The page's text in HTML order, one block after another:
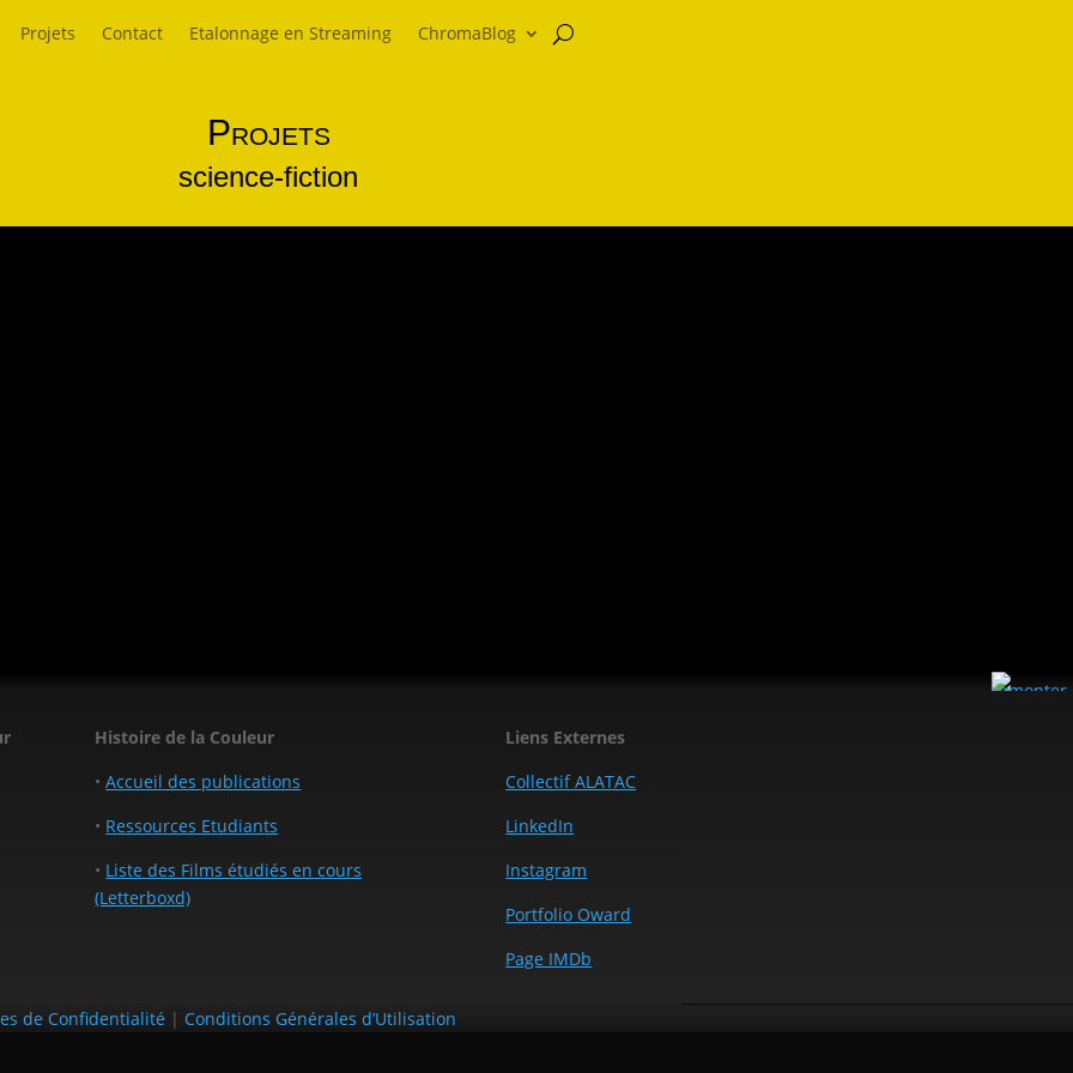
Projets Contact Etalonnage en Streaming ChromaBlog
Projets
science-fiction
Histoire de la Couleur
•Accueil des publications
• Ressources Etudiants
• Liste des Films étudiés en cours
(Letterboxd)
Liens Externes
Collectif ALATAC
LinkedIn
Instagram
Portfolio Oward
Page IMDb
de Confidentialité | Conditions Générales d’Utilisation